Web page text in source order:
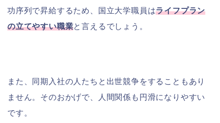
功序列で昇給するため、国立大学職員はライフプラン
の立てやすい職業と言えるでしょう。
また、同期入社の人たちと出世競争をすることもあり
ません。そのおかげで、人間関係も円滑になりやすい
です。